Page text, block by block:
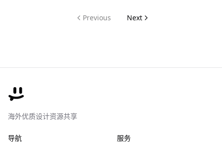
Previous Next
海外优质设计资源共享
导航
服务